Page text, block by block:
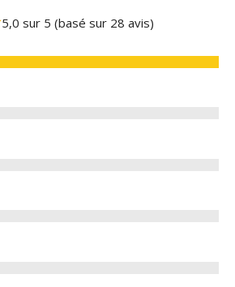
5,0 sur 5 (basé sur 28 avis)